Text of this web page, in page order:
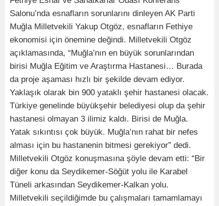
Salonu’nda esnafların sorunlarını dinleyen AK Parti
Muğla Milletvekili Yakup Otgöz, esnafların Fethiye
ekonomisi için önemine değindi. Milletvekili Otgöz
açıklamasında, “Muğla’nın en büyük sorunlarından
birisi Muğla Eğitim ve Araştırma Hastanesi… Burada
da proje aşaması hızlı bir şekilde devam ediyor.
Yaklaşık olarak bin 900 yataklı şehir hastanesi olacak.
Türkiye genelinde büyükşehir belediyesi olup da şehir
hastanesi olmayan 3 ilimiz kaldı. Birisi de Muğla.
Yatak sıkıntısı çok büyük. Muğla’nın rahat bir nefes
alması için bu hastanenin bitmesi gerekiyor” dedi.
Milletvekili Otgöz konuşmasına şöyle devam etti: “Bir
diğer konu da Seydikemer-Söğüt yolu ile Karabel
Tüneli arkasından Seydikemer-Kalkan yolu.
Milletvekili seçildiğimde bu çalışmaları tamamlamayı